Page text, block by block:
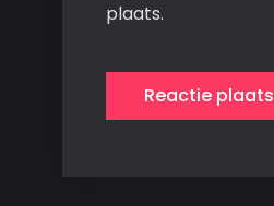
plaats.